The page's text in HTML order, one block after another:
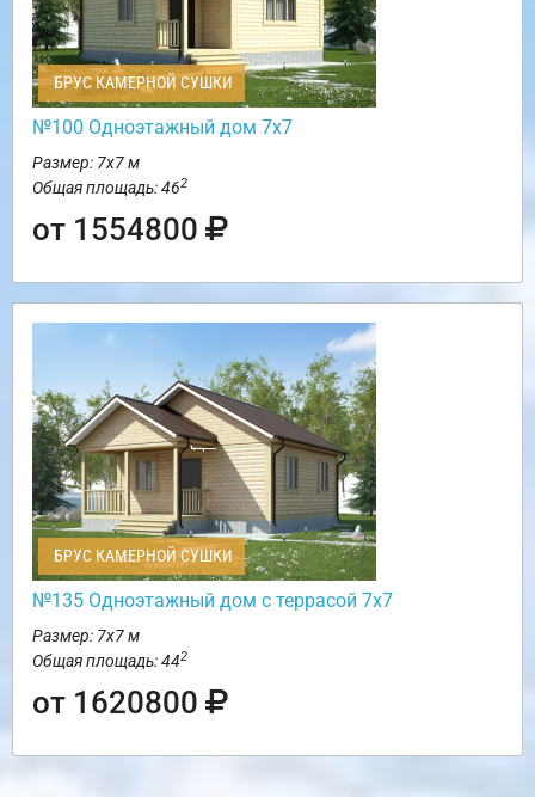
БРУС КАМЕРНОЙ СУШКИ
№100 Одноэтажный дом 7х7
Размер: 7х7 м
Общая площадь: 462
от 1554800
БРУС КАМЕРНОЙ СУШКИ
№135 Одноэтажный дом с террасой 7х7
Размер: 7х7 м
Общая площадь: 442
от 1620800